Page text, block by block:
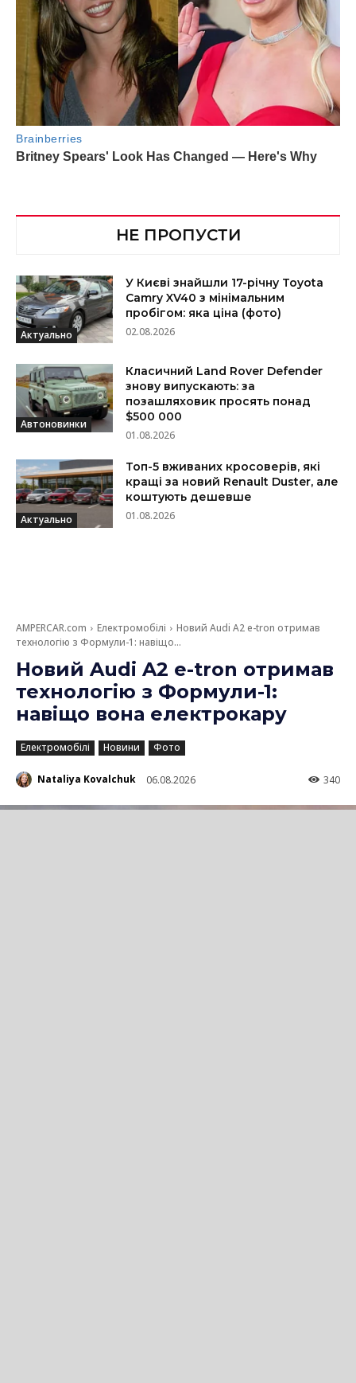
НЕ ПРОПУСТИ
Актуально
У Києві знайшли 17-річну Toyota
Camry XV40 з мінімальним
пробігом: яка ціна (фото)
02.08.2026
Автоновинки
Класичний Land Rover Defender
знову випускають: за
позашляховик просять понад
$500 000
01.08.2026
Актуально
Топ-5 вживаних кросоверів, які
кращі за новий Renault Duster, але
коштують дешевше
01.08.2026